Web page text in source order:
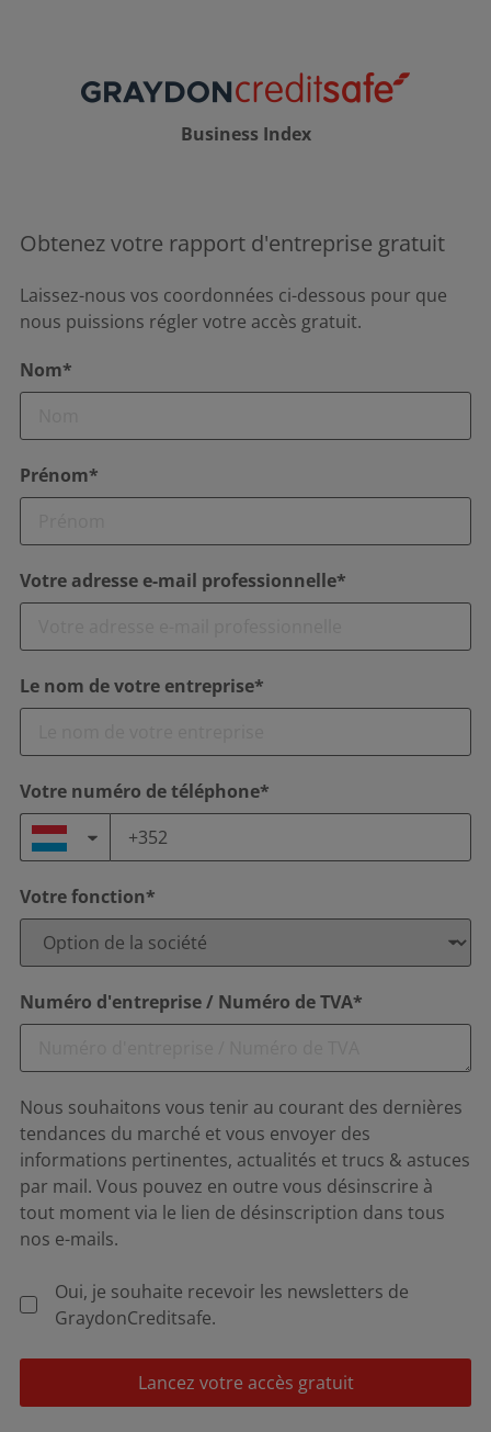
Business Index
Obtenez votre rapport d'entreprise gratuit
Laissez-nous vos coordonnées ci-dessous pour que
nous puissions régler votre accès gratuit.
Nom*
Prénom*
Votre adresse e-mail professionnelle*
Le nom de votre entreprise*
Votre numéro de téléphone*
Votre fonction*
Numéro d'entreprise / Numéro de TVA*
Nous souhaitons vous tenir au courant des dernières
tendances du marché et vous envoyer des
informations pertinentes, actualités et trucs & astuces
par mail. Vous pouvez en outre vous désinscrire à
tout moment via le lien de désinscription dans tous
nos e-mails.
Oui, je souhaite recevoir les newsletters de
GraydonCreditsafe.
Lancez votre accès gratuit